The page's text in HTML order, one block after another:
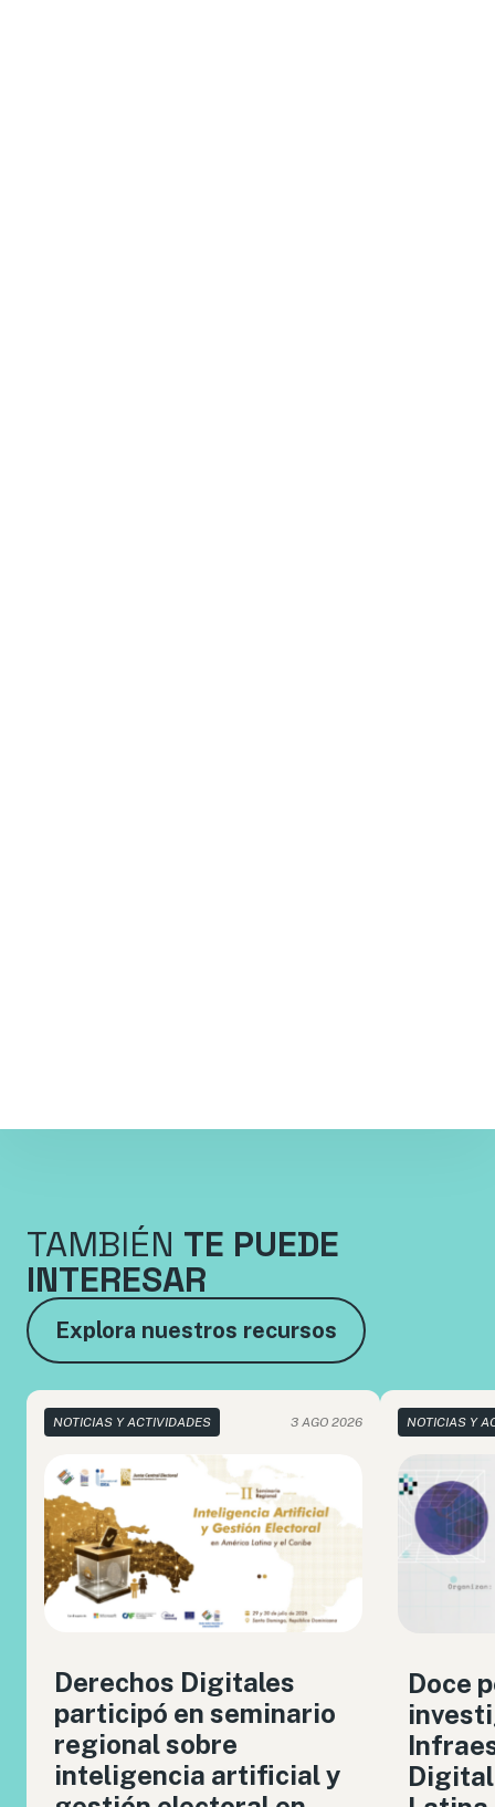
TAMBIÉN TE PUEDE
INTERESAR
Explora nuestros recursos
NOTICIAS Y ACTIVIDADES 3 AGO 2026
Derechos Digitales
participó en seminario
regional sobre
inteligencia artificial y
NOTICIAS Y
Doce